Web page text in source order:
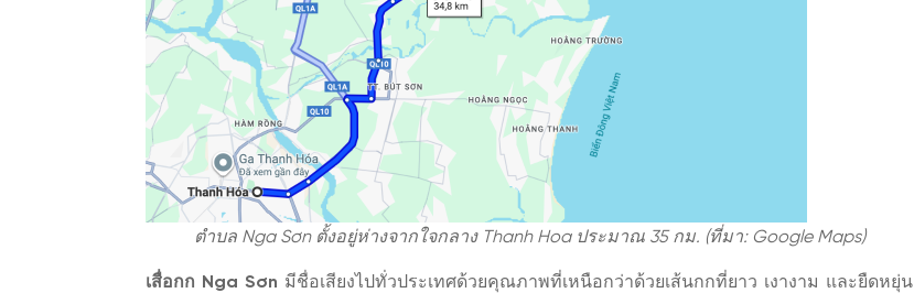
ตำบล Nga Sơn ตั้งอยู่ห่างจากใจกลาง Thanh Hoa ประมาณ 35 กม. (ที่มา: Google Maps)
เสื่อกก Nga Sơn มีชื่อเสียงไปทั่วประเทศด้วยคุณภาพที่เหนือกว่าด้วยเส้นกกที่ยาว เงางาม และยืดหยุ่น